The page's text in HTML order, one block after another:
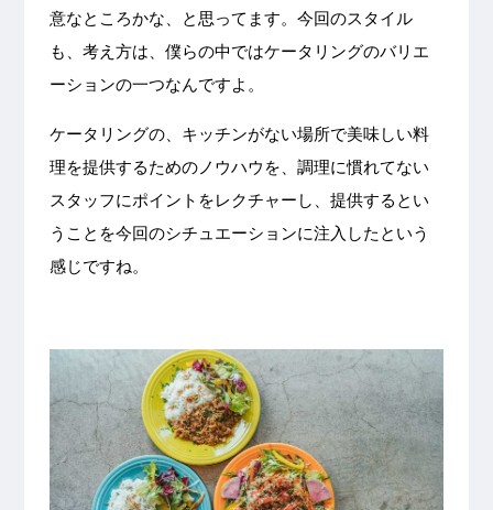
意なところかな、と思ってます。今回のスタイル
も、考え方は、僕らの中ではケータリングのバリエ
ーションの一つなんですよ。
ケータリングの、キッチンがない場所で美味しい料
理を提供するためのノウハウを、調理に慣れてない
スタッフにポイントをレクチャーし、提供するとい
うことを今回のシチュエーションに注入したという
感じですね。